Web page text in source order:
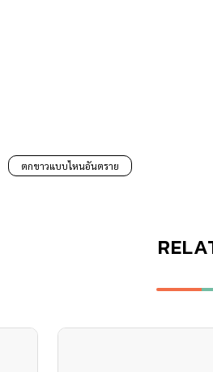
ตกขาวแบบไหนอันตราย